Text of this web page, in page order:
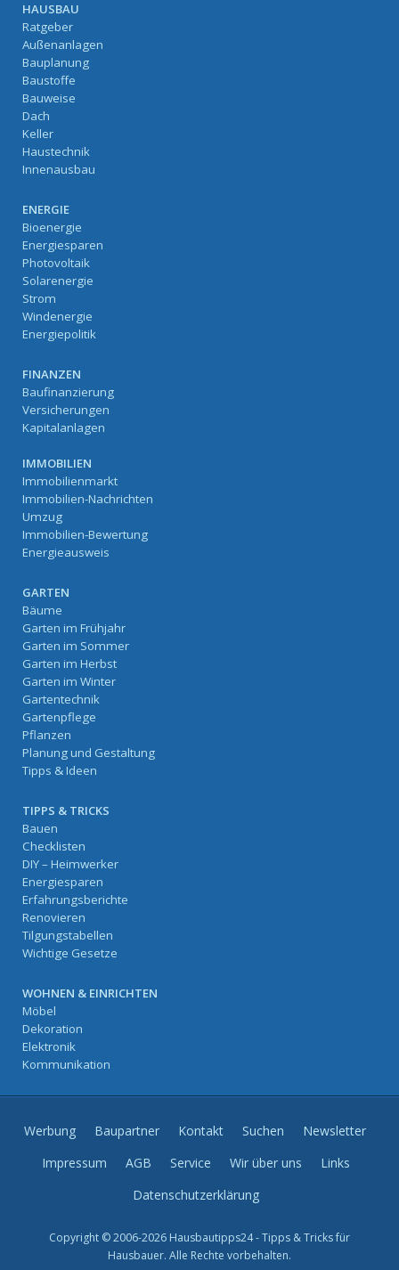
HAUSBAU
Ratgeber
Außenanlagen
Bauplanung
Baustoffe
Bauweise
Dach
Keller
Haustechnik
Innenausbau
ENERGIE
Bioenergie
Energiesparen
Photovoltaik
Solarenergie
Strom
Windenergie
Energiepolitik
FINANZEN
Baufinanzierung
Versicherungen
Kapitalanlagen
IMMOBILIEN
Immobilienmarkt
Immobilien-Nachrichten
Umzug
Immobilien-Bewertung
Energieausweis
GARTEN
Bäume
Garten im Frühjahr
Garten im Sommer
Garten im Herbst
Garten im Winter
Gartentechnik
Gartenpflege
Pflanzen
Planung und Gestaltung
Tipps & Ideen
TIPPS & TRICKS
Bauen
Checklisten
DIY – Heimwerker
Energiesparen
Erfahrungsberichte
Renovieren
Tilgungstabellen
Wichtige Gesetze
WOHNEN & EINRICHTEN
Möbel
Dekoration
Elektronik
Kommunikation
Werbung Baupartner Kontakt Suchen
Newsletter
Impressum
AGB Service Wir über uns
Links
Datenschutzerklärung
Copyright © 2006-2026 Hausbautipps24 - Tipps & Tricks für
Hausbauer. Alle Rechte vorbehalten.